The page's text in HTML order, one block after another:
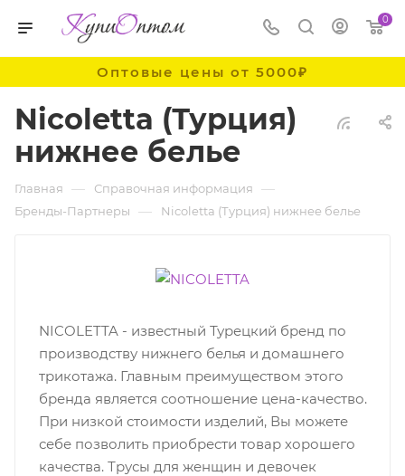
0
Оптовые цены от 5000₽
Nicoletta (Турция)
нижнее белье
Главная — Справочная информация —
Бренды-Партнеры — Nicoletta (Турция) нижнее белье
NICOLETTA - известный Турецкий бренд по
производству нижнего белья и домашнего
трикотажа. Главным преимуществом этого
бренда является соотношение цена-качество.
При низкой стоимости изделий, Вы можете
себе позволить приобрести товар хорошего
качества. Трусы для женщин и девочек